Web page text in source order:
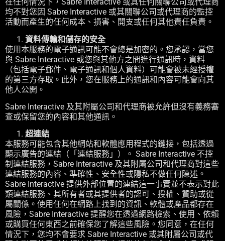
均不對您因 Sabre Interactive 或其關聯公司或代理商的監控
活動而產生的任何成本、損害、開支或任何其他責任負責。
資料傳輸和儲存的安全
使用本服務的電子通訊可能不會總是加密的。您承認，當您
與 Sabre Interactive 或您與其他方之間進行通訊時，資料
（包括電子郵件、電子通訊和個人資料）可能會被未經授權
的第三方存取。此外，您在服務上的通訊和內容可能會向其
他人公開。
Sabre Interactive 及其附屬公司和代理商被允許但沒有義務審
查或保留您的內容和其他通訊。
超連結
本服務可能包含其他網站和軟體應用程式的鏈接，包括透過
顯示廣告的連結（「連結服務」）。 Sabre Interactive 不控
制連結服務，Sabre Interactive 及其附屬公司和代理商對這些
連結服務的內容、準確性、安全性或隱私不做任何陳述。
Sabre Interactive 提供外部位置的連結這一事實並不表示對此
類連結服務、其所有者或其提供者的認可、授權、贊助或從
屬關係。使用任何在網路上找到的資訊、軟體或產品都存在
風險，Sabre Interactive 提醒您在透過網路檢索、使用、依賴
或購買任何東西之前確保您了解這些風險。您同意，在任何
情況下，您均不會要求 Sabre Interactive 或其附屬公司或代